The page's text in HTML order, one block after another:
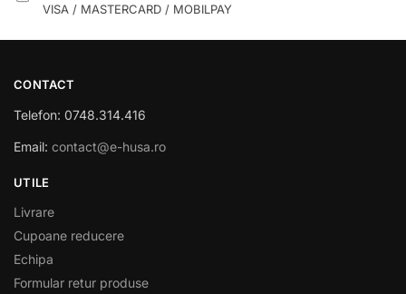
VISA / MASTERCARD / MOBILPAY
CONTACT
Telefon: 0748.314.416
Email: contact@e-husa.ro
UTILE
Livrare
Cupoane reducere
Echipa
Formular retur produse